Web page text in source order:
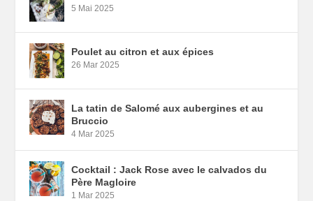
5 Mai 2025
Poulet au citron et aux épices
26 Mar 2025
La tatin de Salomé aux aubergines et au
Bruccio
4 Mar 2025
Cocktail : Jack Rose avec le calvados du
Père Magloire
1 Mar 2025